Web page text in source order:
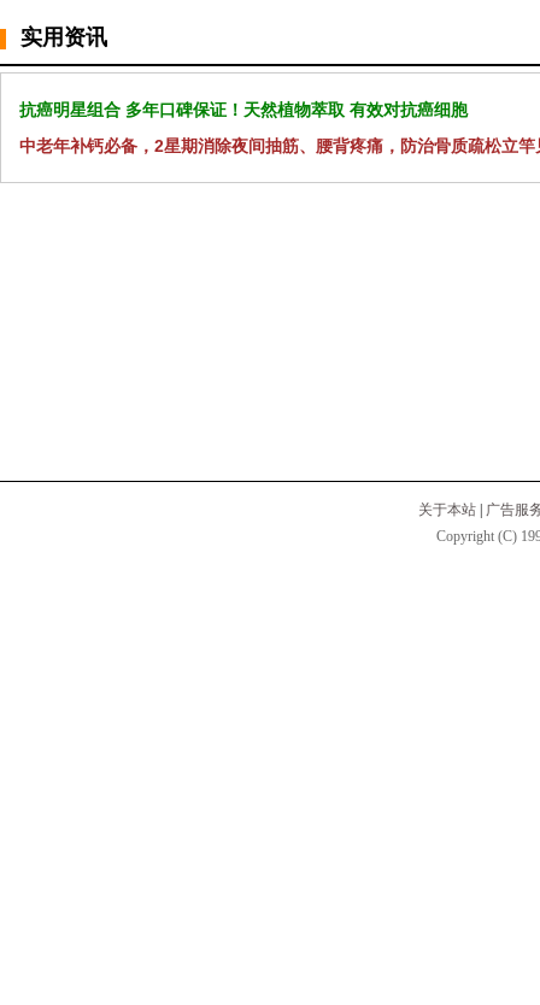
实用资讯
抗癌明星组合 多年口碑保证！天然植物萃取 有效对抗癌细胞
中老年补钙必备，2星期消除夜间抽筋、腰背疼痛，防治骨质疏松立竿
关于本站
广告服
Copyright (C)